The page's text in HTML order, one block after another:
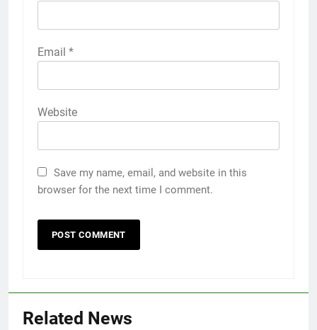
Email *
Website
Save my name, email, and website in this
browser for the next time I comment.
Related News